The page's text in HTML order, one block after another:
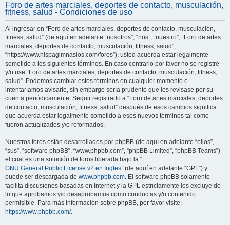
c
Foro de artes marciales, deportes de contacto, musculación,
fitness, salud - Condiciones de uso
Al ingresar en “Foro de artes marciales, deportes de contacto, musculación,
fitness, salud” (de aquí en adelante “nosotros”, “nos”, “nuestro”, “Foro de artes
marciales, deportes de contacto, musculación, fitness, salud”,
“https://www.hispagimnasios.com/foros”), usted acuerda estar legalmente
sometido a los siguientes términos. En caso contrario por favor no se registre
y/o use “Foro de artes marciales, deportes de contacto, musculación, fitness,
salud”. Podemos cambiar estos términos en cualquier momento e
intentaríamos avisarle, sin embargo sería prudente que los revisase por su
cuenta periódicamente. Seguir registrado a “Foro de artes marciales, deportes
de contacto, musculación, fitness, salud” después de esos cambios significa
que acuerda estar legalmente sometido a esos nuevos términos tal como
fueron actualizados y/o reformados.
Nuestros foros están desarrollados por phpBB (de aquí en adelante “ellos”,
“sus”, “software phpBB”, “www.phpbb.com”, “phpBB Limited”, “phpBB Teams”)
el cual es una solución de foros liberada bajo la “
GNU General Public License v2 en Ingles” (de aquí en adelante “GPL”) y
puede ser descargada de www.phpbb.com. El software phpBB solamente
facilita discusiones basadas en Internet y la GPL estrictamente los excluye de
lo que aprobamos y/o desaprobamos como conductas y/o contenido
permisible. Para más información sobre phpBB, por favor visite:
https://www.phpbb.com/.